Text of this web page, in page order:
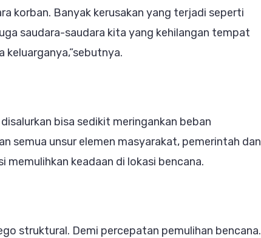
korban. Banyak kerusakan yang terjadi seperti
saudara-saudara kita yang kehilangan tempat
bisa sedikit meringankan beban
semua unsur elemen masyarakat, pemerintah dan
keadaan di lokasi bencana.
struktural. Demi percepatan pemulihan bencana.